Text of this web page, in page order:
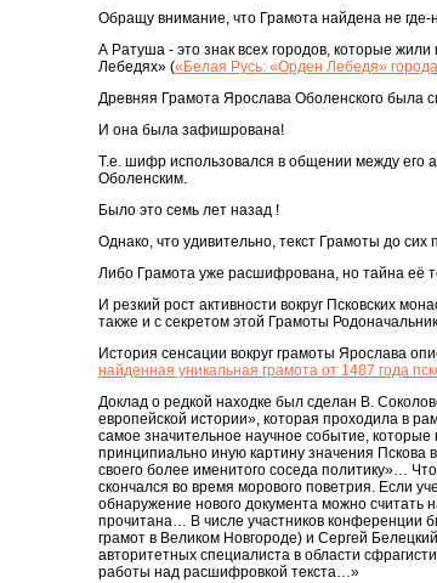
Обращу внимание, что Грамота найдена не
А Ратуша - это знак всех городов, которые
Лебедях» («Белая Русь: «Орден Лебедя»
Древняя Грамота Ярослава Оболенского была
И она была зафишрована!
Т.е. шифр использовался в общении между его
Оболенским.
Было это семь лет назад !
Однако, что удивительно, текст Грамоты до
Либо Грамота уже расшифрована, но тайна её
И резкий рост активности вокруг Псковских
также и с секретом этой Грамоты
История сенсации вокруг грамоты Ярослава
найденная уникальная грамота от 1487 года
Доклад о редкой находке был сделан В.
европейской истории», которая проходила в
самое значительное научное событие,
принципиально иную картину значения
своего более именитого соседа политику»…
скончался во время морового поветрия. Если
обнаружение нового документа можно считать
прочитана… В числе участников конференции
грамот в Великом Новгороде) и Сергей
авторитетных специалиста в области
работы над расшифровкой текста…»